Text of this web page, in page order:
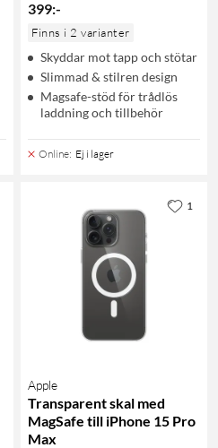
399:-
Finns i 2 varianter
Skyddar mot tapp och stötar
Slimmad & stilren design
Magsafe-stöd för trådlös
laddning och tillbehör
Online: Ej i lager
Apple
Transparent skal med
MagSafe till iPhone 15 Pro
Max
1